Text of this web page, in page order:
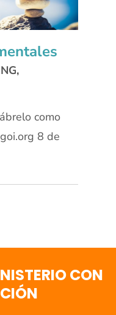
,
como
8 de
CON